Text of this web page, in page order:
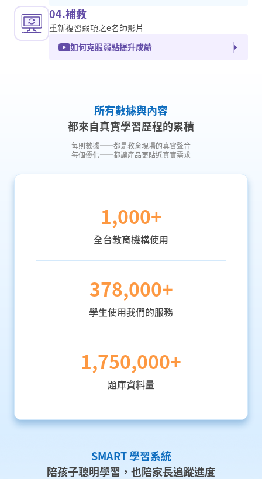
04.補救
重新複習弱項之e名師影片
如何克服弱點提升成績
所有數據與內容
都來自真實學習歷程的累積
每則數據——都是教育現場的真實聲音
每個優化——都讓產品更貼近真實需求
1,000+
全台教育機構使用
378,000+
學生使用我們的服務
1,750,000+
題庫資料量
SMART 學習系統
陪孩子聰明學習，也陪家長追蹤進度